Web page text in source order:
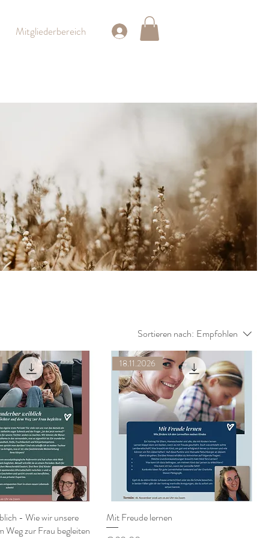
Mitgliederbereich
Sortieren nach: Empfohlen
- Wie wir unsere
Weg zur Frau begleiten
18.11.2026
Mit Freude lernen